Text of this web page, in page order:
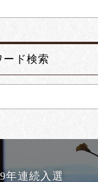
ード検索
年連続入選